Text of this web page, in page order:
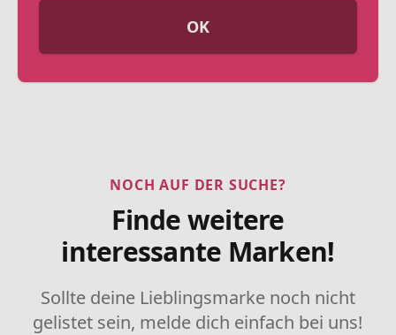
OK
NOCH AUF DER SUCHE?
Finde weitere
interessante Marken!
Sollte deine Lieblingsmarke noch nicht
gelistet sein, melde dich einfach bei uns!